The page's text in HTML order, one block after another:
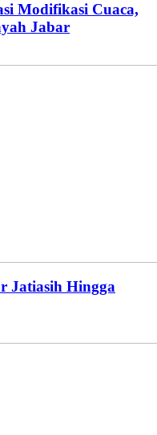
Modifikasi Cuaca,
Jabar
Jatiasih Hingga